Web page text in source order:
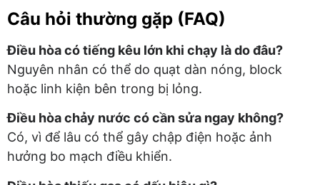
Câu hỏi thường gặp (FAQ)
Điều hòa có tiếng kêu lớn khi chạy là do đâu?
Nguyên nhân có thể do quạt dàn nóng, block
hoặc linh kiện bên trong bị lỏng.
Điều hòa chảy nước có cần sửa ngay không?
Có, vì để lâu có thể gây chập điện hoặc ảnh
hưởng bo mạch điều khiển.